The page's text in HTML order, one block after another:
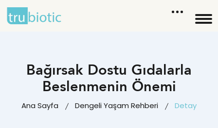
Bağırsak Dostu Gıdalarla
Beslenmenin Önemi
Ana Sayfa Dengeli Yaşam Rehberi Detay